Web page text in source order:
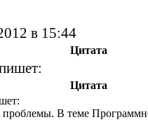
в 15:44
Цитата
Цитата
проблемы. В теме